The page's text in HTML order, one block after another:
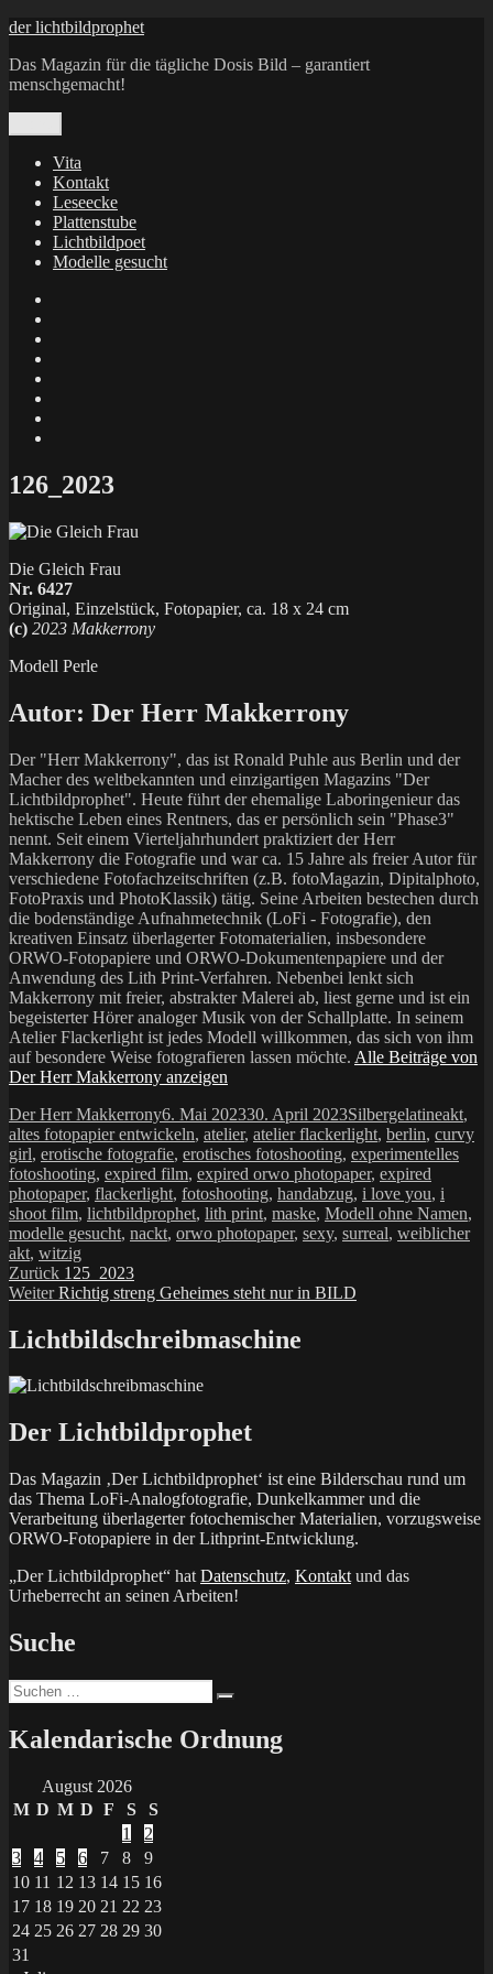
Zum
springen
der lichtbildprophet
Das Magazin für die tägliche Dosis Bild – garantiert
menschgemacht!
Vita
Kontakt
Leseecke
Plattenstube
Lichtbildpoet
Modelle gesucht
X
126_2023
Die Gleich Frau
Nr. 6427
Original, Einzelstück, Fotopapier, ca. 18 x 24 cm
(c) 2023 Makkerrony
Modell Perle
Autor: Der Herr Makkerrony
Der "Herr Makkerrony", das ist Ronald Puhle aus Berlin und der
Macher des weltbekannten und einzigartigen Magazins "Der
Lichtbildprophet". Heute führt der ehemalige Laboringenieur das
hektische Leben eines Rentners, das er persönlich sein "Phase3"
nennt. Seit einem Vierteljahrhundert praktiziert der Herr
Makkerrony die Fotografie und war ca. 15 Jahre als freier Autor für
verschiedene Fotofachzeitschriften (z.B. fotoMagazin, Dipitalphoto,
FotoPraxis und PhotoKlassik) tätig. Seine Arbeiten bestechen durch
die bodenständige Aufnahmetechnik (LoFi - Fotografie), den
kreativen Einsatz überlagerter Fotomaterialien, insbesondere
ORWO-Fotopapiere und ORWO-Dokumentenpapiere und der
Anwendung des Lith Print-Verfahren. Nebenbei lenkt sich
Makkerrony mit freier, abstrakter Malerei ab, liest gerne und ist ein
begeisterter Hörer analoger Musik von der Schallplatte. In seinem
Atelier Flackerlight ist jedes Modell willkommen, das sich von ihm
auf besondere Weise fotografieren lassen möchte. Alle Beiträge von
Der Herr Makkerrony anzeigen
Autor
Der Herr MakkerronyVeröffentlicht
am
6. Mai 202330. April 2023Kategorien
Silbergelatineakt,
altes fotopapier entwickeln, atelier, atelier flackerlight, berlin, curvy
girl, erotische fotografie, erotisches fotoshooting, experimentelles
fotoshooting, expired film, expired orwo photopaper, expired
photopaper, flackerlight, fotoshooting, handabzug, i love you, i
shoot film, lichtbildprophet, lith print, maske, Modell ohne Namen,
modelle gesucht, nackt, orwo photopaper, sexy, surreal, weiblicher
akt, witzig
Beitragsnavigation
Zurück Vorheriger
Beitrag:
125_2023
Weiter Nächster
Richtig streng Geheimes steht nur in BILD
Lichtbildschreibmaschine
Der Lichtbildprophet
Das Magazin ‚Der Lichtbildprophet‘ ist eine Bilderschau rund um
das Thema LoFi-Analogfotografie, Dunkelkammer und die
Verarbeitung überlagerter fotochemischer Materialien, vorzugsweise
ORWO-Fotopapiere in der Lithprint-Entwicklung.
„Der Lichtbildprophet“ hat Datenschutz, Kontakt und das
Urheberrecht an seinen Arbeiten!
Suche
Suchen
nach:
Kalendarische Ordnung
August 2026
M D M D F S
S
1
2
3
4 5 6 7 8
9
10 11 12 13 14 15 16
17 18 19 20 21 22 23
24 25 26 27 28 29 30
31